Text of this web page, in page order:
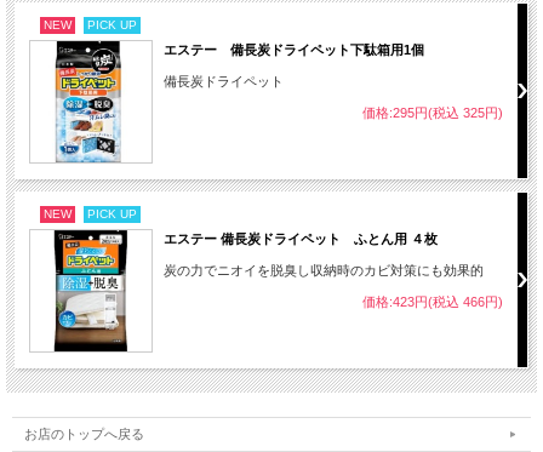
NEW PICK UP
エステー 備長炭ドライペット下駄箱用1個
備長炭ドライペット
価格:295円(税込 325円)
NEW PICK UP
エステー 備長炭ドライペット ふとん用 ４枚
炭の力でニオイを脱臭し収納時のカビ対策にも効果的
価格:423円(税込 466円)
お店のトップへ戻る